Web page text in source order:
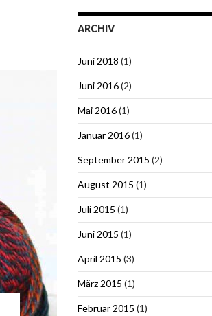
ARCHIV
Juni 2018 (1)
Juni 2016(2)
Mai 2016(1)
Januar 2016(1)
September 2015 (2)
August 2015 (1)
Juli 2015 (1)
Juni 2015 (1)
April 2015 (3)
März 2015 (1)
Februar 2015 (1)